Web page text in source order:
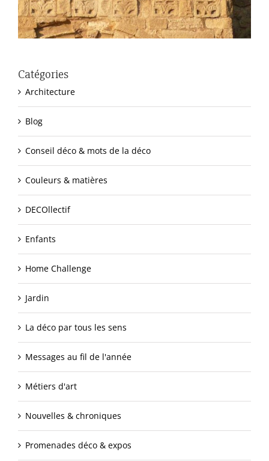
Catégories
Architecture
Blog
Conseil déco & mots de la déco
Couleurs & matières
DECOllectif
Enfants
Home Challenge
Jardin
La déco par tous les sens
Messages au fil de l'année
Métiers d'art
Nouvelles & chroniques
Promenades déco & expos